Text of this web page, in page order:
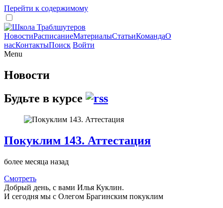
Перейти к содержимому
НовостиРасписаниеМатериалыСтатьиКомандаО
насКонтактыПоиск Войти
Menu
Новости
Будьте в курсе
Покуклим 143. Аттестация
более месяца назад
Смотреть
Добрый день, с вами Илья Куклин.
И сегодня мы с Олегом Брагинским покуклим